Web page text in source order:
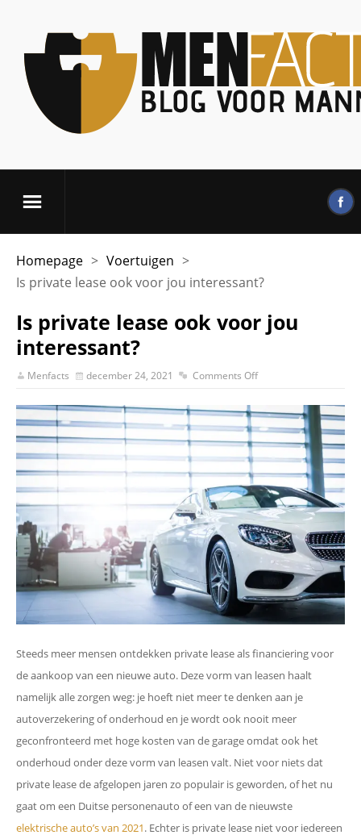
Homepage > Voertuigen >
Is private lease ook voor jou interessant?
Is private lease ook voor jou
interessant?
Menfacts december 24, 2021 Comments Off
Steeds meer mensen ontdekken private lease als financiering voor
de aankoop van een nieuwe auto. Deze vorm van leasen haalt
namelijk alle zorgen weg: je hoeft niet meer te denken aan je
autoverzekering of onderhoud en je wordt ook nooit meer
geconfronteerd met hoge kosten van de garage omdat ook het
onderhoud onder deze vorm van leasen valt. Niet voor niets dat
private lease de afgelopen jaren zo populair is geworden, of het nu
gaat om een Duitse personenauto of een van de nieuwste
elektrische auto’s van 2021. Echter is private lease niet voor iedereen